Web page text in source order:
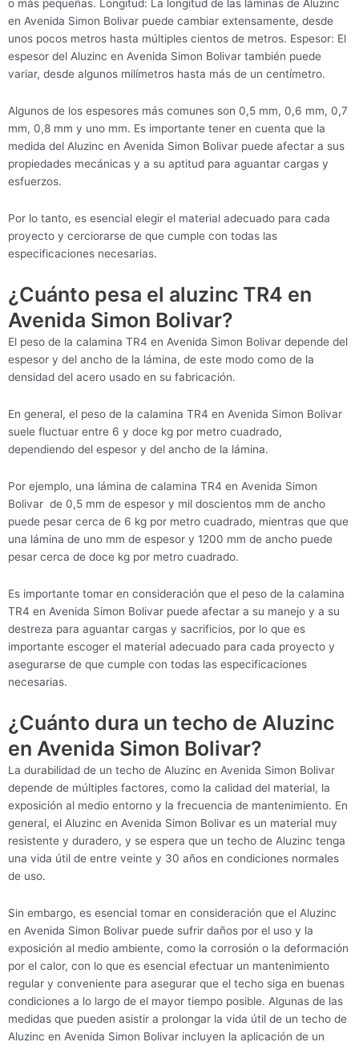
o más pequeñas. Longitud: La longitud de las láminas de Aluzinc
en Avenida Simon Bolivar puede cambiar extensamente, desde
unos pocos metros hasta múltiples cientos de metros. Espesor: El
espesor del Aluzinc en Avenida Simon Bolivar también puede
variar, desde algunos milímetros hasta más de un centímetro.
Algunos de los espesores más comunes son 0,5 mm, 0,6 mm, 0,7
mm, 0,8 mm y uno mm. Es importante tener en cuenta que la
medida del Aluzinc en Avenida Simon Bolivar puede afectar a sus
propiedades mecánicas y a su aptitud para aguantar cargas y
esfuerzos.
Por lo tanto, es esencial elegir el material adecuado para cada
proyecto y cerciorarse de que cumple con todas las
especificaciones necesarias.
¿Cuánto pesa el aluzinc TR4 en
Avenida Simon Bolivar?
El peso de la calamina TR4 en Avenida Simon Bolivar depende del
espesor y del ancho de la lámina, de este modo como de la
densidad del acero usado en su fabricación.
En general, el peso de la calamina TR4 en Avenida Simon Bolivar
suele fluctuar entre 6 y doce kg por metro cuadrado,
dependiendo del espesor y del ancho de la lámina.
Por ejemplo, una lámina de calamina TR4 en Avenida Simon
Bolivar de 0,5 mm de espesor y mil doscientos mm de ancho
puede pesar cerca de 6 kg por metro cuadrado, mientras que que
una lámina de uno mm de espesor y 1200 mm de ancho puede
pesar cerca de doce kg por metro cuadrado.
Es importante tomar en consideración que el peso de la calamina
TR4 en Avenida Simon Bolivar puede afectar a su manejo y a su
destreza para aguantar cargas y sacrificios, por lo que es
importante escoger el material adecuado para cada proyecto y
asegurarse de que cumple con todas las especificaciones
necesarias.
¿Cuánto dura un techo de Aluzinc
en Avenida Simon Bolivar?
La durabilidad de un techo de Aluzinc en Avenida Simon Bolivar
depende de múltiples factores, como la calidad del material, la
exposición al medio entorno y la frecuencia de mantenimiento. En
general, el Aluzinc en Avenida Simon Bolivar es un material muy
resistente y duradero, y se espera que un techo de Aluzinc tenga
una vida útil de entre veinte y 30 años en condiciones normales
de uso.
Sin embargo, es esencial tomar en consideración que el Aluzinc
en Avenida Simon Bolivar puede sufrir daños por el uso y la
exposición al medio ambiente, como la corrosión o la deformación
por el calor, con lo que es esencial efectuar un mantenimiento
regular y conveniente para asegurar que el techo siga en buenas
condiciones a lo largo de el mayor tiempo posible. Algunas de las
medidas que pueden asistir a prolongar la vida útil de un techo de
Aluzinc en Avenida Simon Bolivar incluyen la aplicación de un